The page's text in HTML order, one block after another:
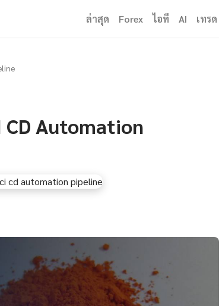
ล่าสุด Forex ไอที AI เทรด
CD Automation